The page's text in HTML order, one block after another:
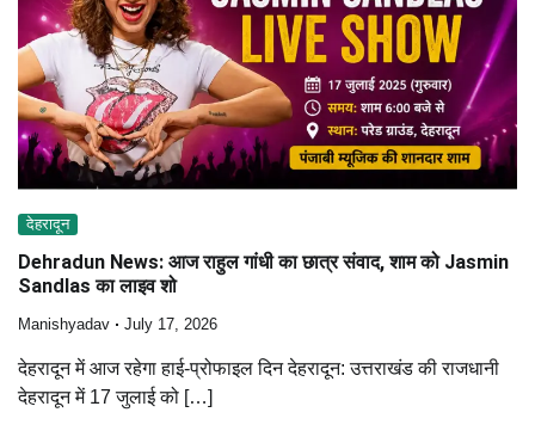
देहरादून
Dehradun News: आज राहुल गांधी का छात्र संवाद, शाम को Jasmin
Sandlas का लाइव शो
Manishyadav July 17, 2026
देहरादून में आज रहेगा हाई-प्रोफाइल दिन देहरादून: उत्तराखंड की राजधानी
देहरादून में 17 जुलाई को […]